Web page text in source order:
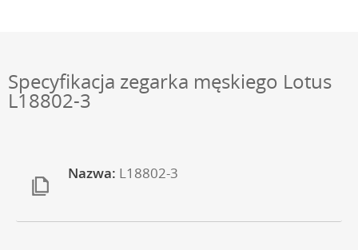
Specyfikacja zegarka męskiego Lotus
L18802-3
Nazwa: L18802-3